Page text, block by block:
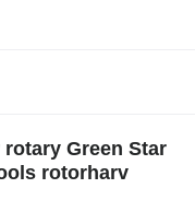
Green Star
rotorharv